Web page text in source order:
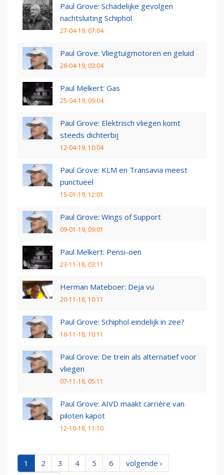
Paul Grove: Schadelijke gevolgen
nachtsluiting Schiphol
27-04-19, 07:04
Paul Grove: Vliegtuigmotoren en geluid
26-04-19, 03:04
Paul Melkert: Gas
25-04-19, 09:04
Paul Grove: Elektrisch vliegen komt
steeds dichterbij
12-04-19, 10:04
Paul Grove: KLM en Transavia meest
punctueel
15-01-19, 12:01
Paul Grove: Wings of Support
09-01-19, 09:01
Paul Melkert: Pensi-oen
23-11-18, 03:11
Herman Mateboer: Deja vu
20-11-18, 10:11
Paul Grove: Schiphol eindelijk in zee?
16-11-18, 10:11
Paul Grove: De trein als alternatief voor
vliegen
07-11-18, 05:11
Paul Grove: AIVD maakt carrière van
piloten kapot
12-10-18, 11:10
1 2 3 4 5 6
volgende ›